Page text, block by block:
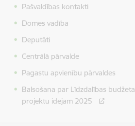
Pašvaldības kontakti
Domes vadība
Deputāti
Centrālā pārvalde
Pagastu apvienību pārvaldes
Balsošana par Līdzdalības budžeta
projektu idejām 2025